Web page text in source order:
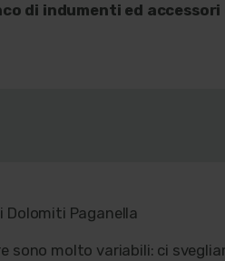
di indumenti ed accessori
sono molto variabili: ci